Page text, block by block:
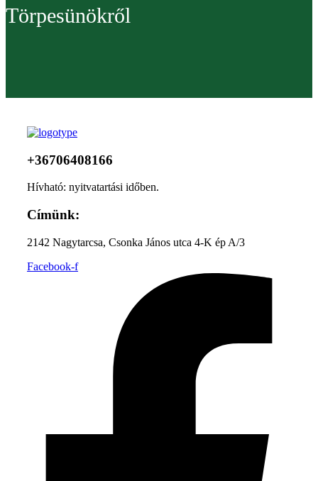
Törpesünökről
+36706408166
Hívható: nyitvatartási időben.
Címünk:
2142 Nagytarcsa, Csonka János utca 4-K ép A/3
Facebook-f